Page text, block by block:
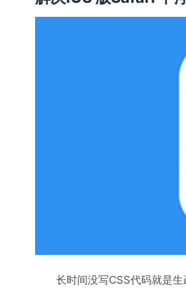
长时间没写CSS代码就是